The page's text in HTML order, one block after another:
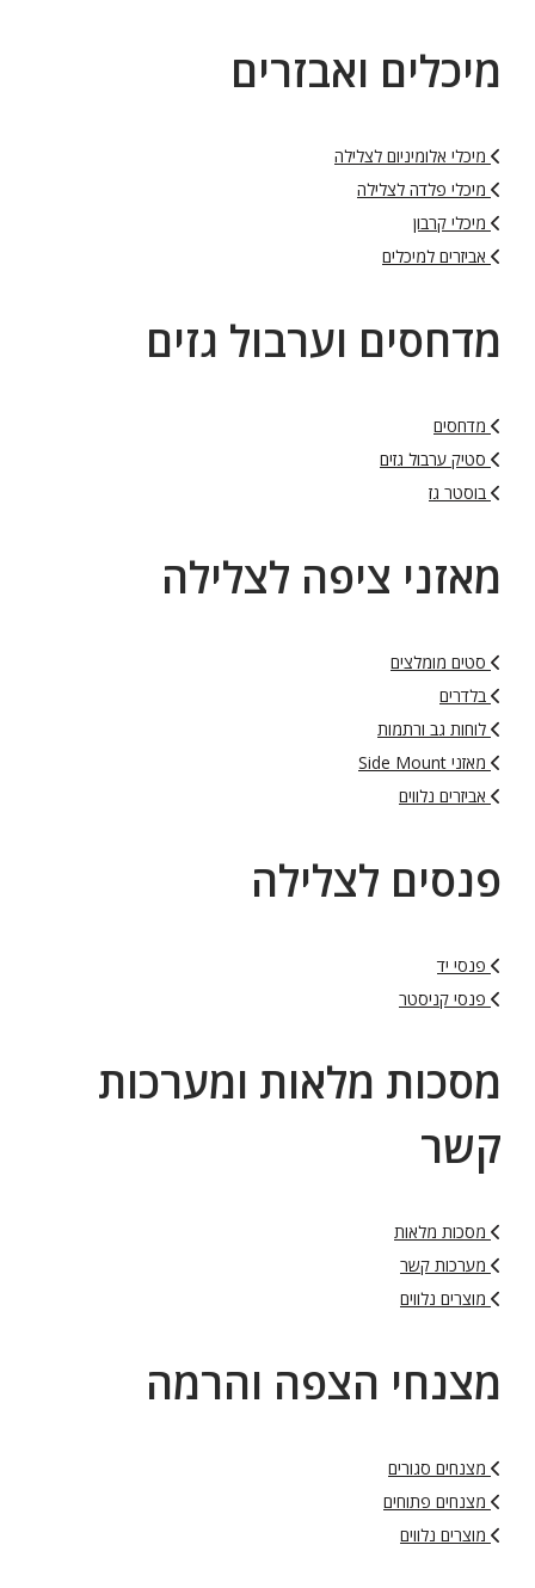
מיכלים ואבזרים
מיכלי אלומיניום לצלילה
מיכלי פלדה לצלילה
מיכלי קרבון
אביזרים למיכלים
מדחסים וערבול גזים
מדחסים
סטיק ערבול גזים
בוסטר גז
מאזני ציפה לצלילה
סטים מומלצים
בלדרים
לוחות גב ורתמות
מאזני Side Mount
אביזרים נלווים
פנסים לצלילה
פנסי יד
פנסי קניסטר
מסכות מלאות ומערכות
קשר
מסכות מלאות
מערכות קשר
מוצרים נלווים
מצנחי הצפה והרמה
מצנחים סגורים
מצנחים פתוחים
מוצרים נלווים